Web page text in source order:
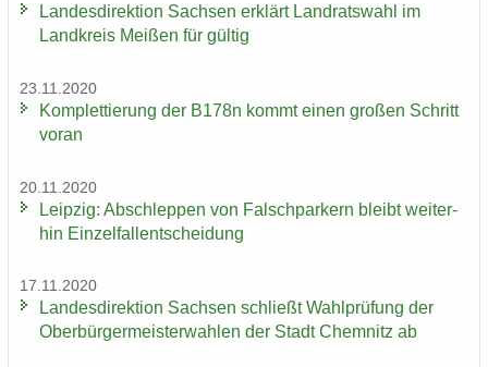
Lan­des­di­rek­ti­on Sach­sen er­klärt Land­rats­wahl im
Land­kreis Mei­ßen für gül­tig
23.11.2020
Kom­plet­tie­rung der B178n kommt einen gro­ßen Schritt
voran
20.11.2020
Leip­zig: Ab­schlep­pen von Falsch­par­kern bleibt wei­ter­
hin Ein­zel­fall­ent­schei­dung
17.11.2020
Lan­des­di­rek­ti­on Sach­sen schließt Wahl­prü­fung der
Ober­bür­ger­meis­ter­wah­len der Stadt Chem­nitz ab